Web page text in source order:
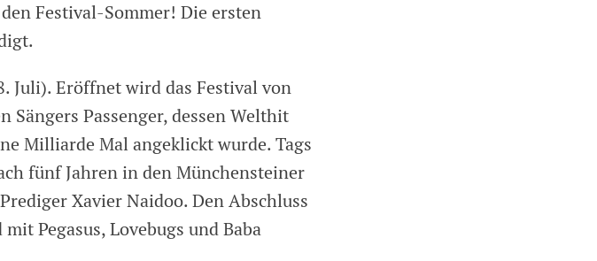
Festival-Sommer! Die ersten
Juli). Eröffnet wird das Festival von
Sängers Passenger, dessen Welthit
Milliarde Mal angeklickt wurde. Tags
fünf Jahren in den Münchensteiner
Xavier Naidoo. Den Abschluss
Pegasus, Lovebugs und Baba